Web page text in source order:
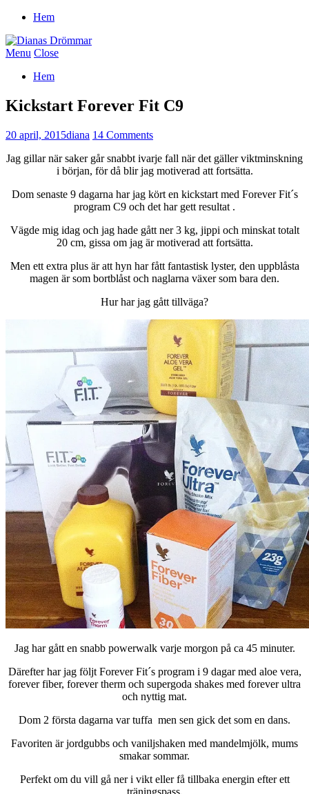
Hem
Menu Close
Hem
Kickstart Forever Fit C9
20 april, 2015diana 14 Comments
Jag gillar när saker går snabbt ivarje fall när det gäller viktminskning
i början, för då blir jag motiverad att fortsätta.
Dom senaste 9 dagarna har jag kört en kickstart med Forever Fit´s
program C9 och det har gett resultat .
Vägde mig idag och jag hade gått ner 3 kg, jippi och minskat totalt
20 cm, gissa om jag är motiverad att fortsätta.
Men ett extra plus är att hyn har fått fantastisk lyster, den uppblåsta
magen är som bortblåst och naglarna växer som bara den.
Hur har jag gått tillväga?
Jag har gått en snabb powerwalk varje morgon på ca 45 minuter.
Därefter har jag följt Forever Fit´s program i 9 dagar med aloe vera,
forever fiber, forever therm och supergoda shakes med forever ultra
och nyttig mat.
Dom 2 första dagarna var tuffa men sen gick det som en dans.
Favoriten är jordgubbs och vaniljshaken med mandelmjölk, mums
smakar sommar.
Perfekt om du vill gå ner i vikt eller få tillbaka energin efter ett
träningspass.